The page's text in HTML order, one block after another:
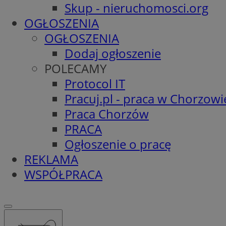
Skup - nieruchomosci.org
OGŁOSZENIA
OGŁOSZENIA
Dodaj ogłoszenie
POLECAMY
Protocol IT
Pracuj.pl - praca w
Praca Chorzów
PRACA
Ogłoszenie o pracę
REKLAMA
WSPÓŁPRACA